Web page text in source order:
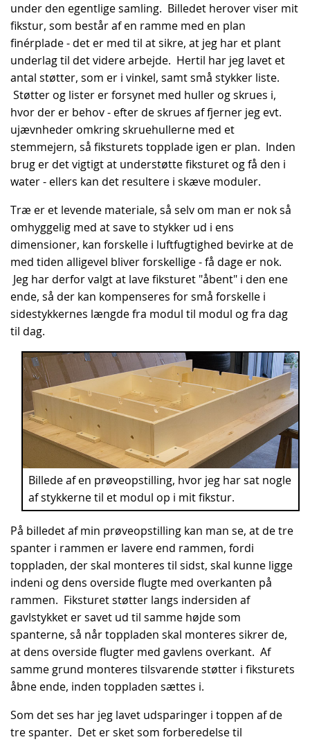
under den egentlige samling. Billedet herover viser mit
fikstur, som består af en ramme med en plan
finérplade - det er med til at sikre, at jeg har et plant
underlag til det videre arbejde. Hertil har jeg lavet et
antal støtter, som er i vinkel, samt små stykker liste.
Støtter og lister er forsynet med huller og skrues i,
hvor der er behov - efter de skrues af fjerner jeg evt.
ujævnheder omkring skruehullerne med et
stemmejern, så fiksturets topplade igen er plan. Inden
brug er det vigtigt at understøtte fiksturet og få den i
water - ellers kan det resultere i skæve moduler.
Træ er et levende materiale, så selv om man er nok så
omhyggelig med at save to stykker ud i ens
dimensioner, kan forskelle i luftfugtighed bevirke at de
med tiden alligevel bliver forskellige - få dage er nok.
Jeg har derfor valgt at lave fiksturet "åbent" i den ene
ende, så der kan kompenseres for små forskelle i
sidestykkernes længde fra modul til modul og fra dag
til dag.
Billede af en prøveopstilling, hvor jeg har sat nogle
af stykkerne til et modul op i mit fikstur.
På billedet af min prøveopstilling kan man se, at de tre
spanter i rammen er lavere end rammen, fordi
toppladen, der skal monteres til sidst, skal kunne ligge
indeni og dens overside flugte med overkanten på
rammen. Fiksturet støtter langs indersiden af
gavlstykket er savet ud til samme højde som
spanterne, så når toppladen skal monteres sikrer de,
at dens overside flugter med gavlens overkant. Af
samme grund monteres tilsvarende støtter i fiksturets
åbne ende, inden toppladen sættes i.
Som det ses har jeg lavet udsparinger i toppen af de
tre spanter. Det er sket som forberedelse til